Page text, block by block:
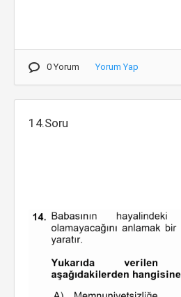
0 Yorum Yorum Yap
14.Soru